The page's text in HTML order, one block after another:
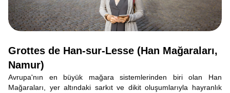
Grottes de Han-sur-Lesse (Han Mağaraları,
Namur)
Avrupa'nın en büyük mağara sistemlerinden biri olan Han
Mağaraları, yer altındaki sarkıt ve dikit oluşumlarıyla hayranlık